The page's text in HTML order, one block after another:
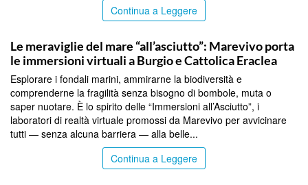
Continua a Leggere
Le meraviglie del mare “all’asciutto”: Marevivo porta
le immersioni virtuali a Burgio e Cattolica Eraclea
Esplorare i fondali marini, ammirarne la biodiversità e
comprenderne la fragilità senza bisogno di bombole, muta o
saper nuotare. È lo spirito delle “Immersioni all’Asciutto”, i
laboratori di realtà virtuale promossi da Marevivo per avvicinare
tutti — senza alcuna barriera — alla belle...
Continua a Leggere